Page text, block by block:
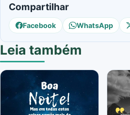
Compartilhar
Facebook WhatsApp
Leia também